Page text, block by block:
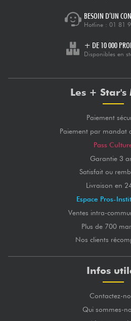
BESOIN D’UN
Hotline : 01 81
+ DE 10 000
Disponibles en
Les + Star's
Paiement
Paiement par mandat
Pass
Garantie 3
Satisfait ou
Livraison en
Espace Pros-
Ventes intra-
Plus de 700
Nos clients
Infos
Contactez-
Qui sommes-